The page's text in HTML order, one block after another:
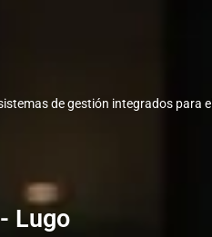
de gestión integrados para el
Lugo